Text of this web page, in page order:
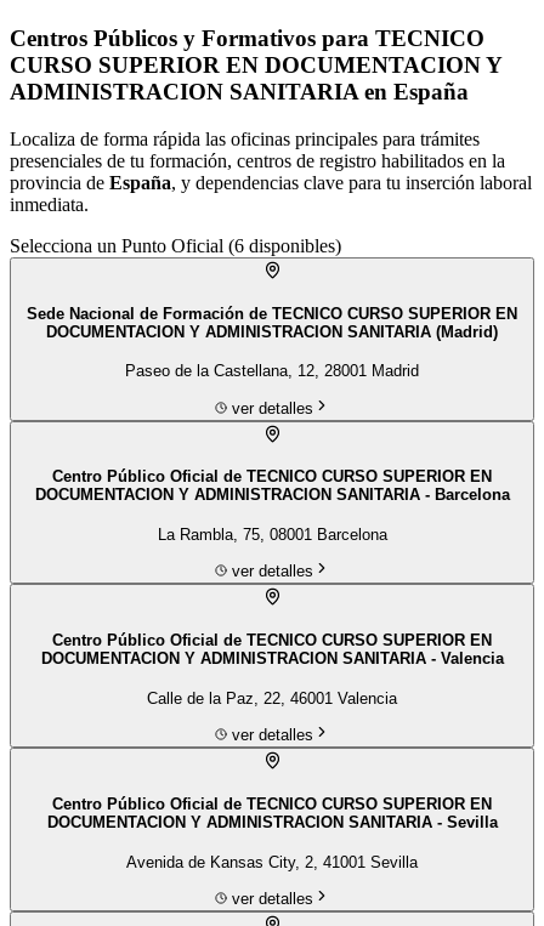
Centros Públicos y Formativos para TECNICO
CURSO SUPERIOR EN DOCUMENTACION Y
ADMINISTRACION SANITARIA en España
Localiza de forma rápida las oficinas principales para trámites
presenciales de tu formación, centros de registro habilitados en la
provincia de España, y dependencias clave para tu inserción laboral
inmediata.
Selecciona un Punto Oficial (6 disponibles)
Sede Nacional de Formación de TECNICO CURSO SUPERIOR EN
DOCUMENTACION Y ADMINISTRACION SANITARIA (Madrid)
Paseo de la Castellana, 12, 28001 Madrid
ver detalles
Centro Público Oficial de TECNICO CURSO SUPERIOR EN
DOCUMENTACION Y ADMINISTRACION SANITARIA - Barcelona
La Rambla, 75, 08001 Barcelona
ver detalles
Centro Público Oficial de TECNICO CURSO SUPERIOR EN
DOCUMENTACION Y ADMINISTRACION SANITARIA - Valencia
Calle de la Paz, 22, 46001 Valencia
ver detalles
Centro Público Oficial de TECNICO CURSO SUPERIOR EN
DOCUMENTACION Y ADMINISTRACION SANITARIA - Sevilla
Avenida de Kansas City, 2, 41001 Sevilla
ver detalles